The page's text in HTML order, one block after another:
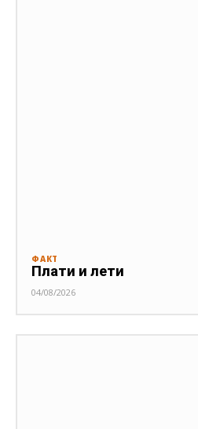
ФАКТ
Плати и лети
04/08/2026